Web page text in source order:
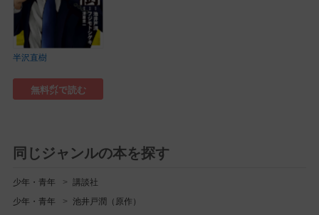
半沢直樹
無料㌽で読む
同じジャンルの本を探す
少年・青年 講談社
少年・青年 池井戸潤（原作）